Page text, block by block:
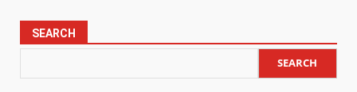
SEARCH
SEARCH